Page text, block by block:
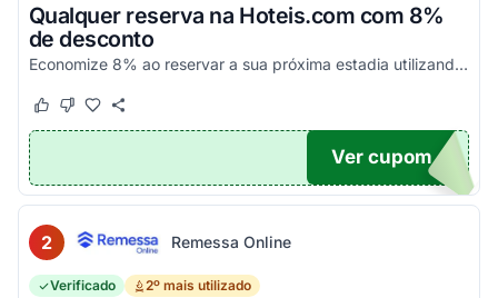
Qualquer reserva na Hoteis.com com 8%
de desconto
Economize 8% ao reservar a sua próxima estadia utilizando este código promocional em estabelecimentos participantes da Hoteis.com.
Este cupom funcionou
Este cupom não funcionou
POM6
Ver cupom
2 Remessa Online
Verificado 2º mais utilizado